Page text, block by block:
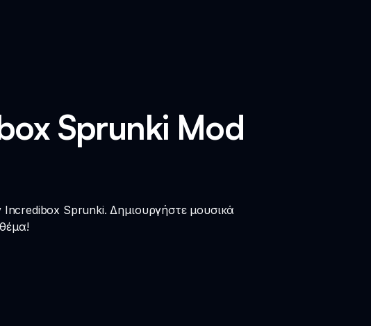
Sprunki Mod
Sprunki. Δημιουργήστε μουσικά